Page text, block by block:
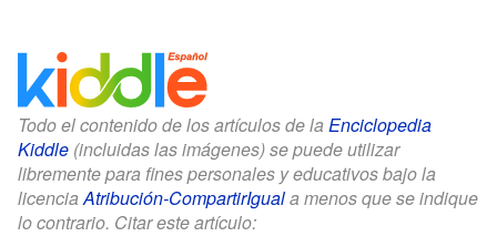
Todo el contenido de los artículos de la Enciclopedia
Kiddle (incluidas las imágenes) se puede utilizar
libremente para fines personales y educativos bajo la
licencia Atribución-CompartirIguala menos que se indique
lo contrario. Citar este artículo: